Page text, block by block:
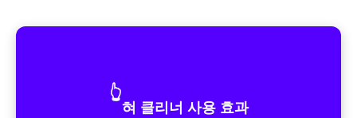
👆
혀 클리너 사용 효과